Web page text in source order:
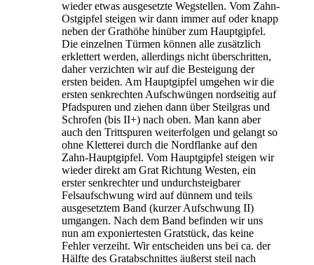
wieder etwas ausgesetzte Wegstellen. Vom Zahn-
Ostgipfel steigen wir dann immer auf oder knapp
neben der Grathöhe hinüber zum Hauptgipfel.
Die einzelnen Türmen können alle zusätzlich
erklettert werden, allerdings nicht überschritten,
daher verzichten wir auf die Besteigung der
ersten beiden. Am Hauptgipfel umgehen wir die
ersten senkrechten Aufschwüngen nordseitig auf
Pfadspuren und ziehen dann über Steilgras und
Schrofen (bis II+) nach oben. Man kann aber
auch den Trittspuren weiterfolgen und gelangt so
ohne Kletterei durch die Nordflanke auf den
Zahn-Hauptgipfel. Vom Hauptgipfel steigen wir
wieder direkt am Grat Richtung Westen, ein
erster senkrechter und undurchsteigbarer
Felsaufschwung wird auf dünnem und teils
ausgesetztem Band (kurzer Aufschwung II)
umgangen. Nach dem Band befinden wir uns
nun am exponiertesten Gratstück, das keine
Fehler verzeiht. Wir entscheiden uns bei ca. der
Hälfte des Gratabschnittes äußerst steil nach